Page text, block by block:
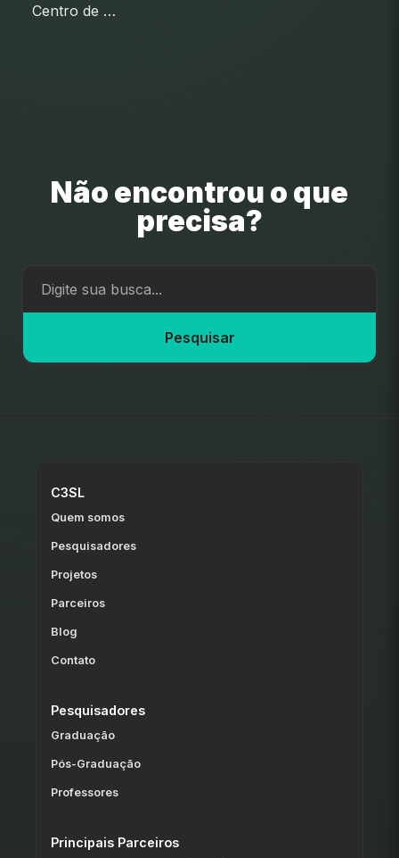
Centro de …
Não encontrou o que
precisa?
Pesquisar
C3SL
Quem somos
Pesquisadores
Projetos
Parceiros
Blog
Contato
Pesquisadores
Graduação
Pós-Graduação
Professores
Principais Parceiros